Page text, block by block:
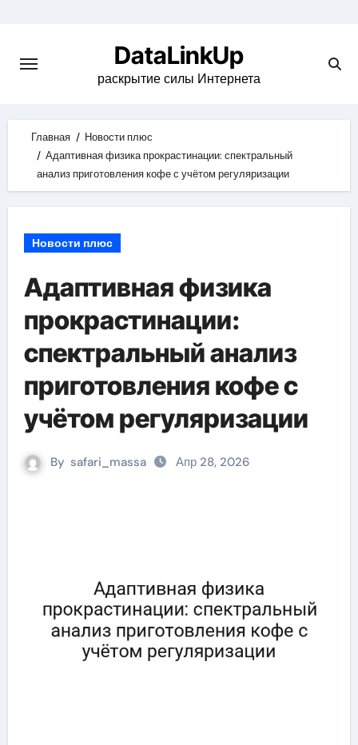
content
DataLinkUp
раскрытие силы Интернета
Главная
Новости плюс
Адаптивная физика прокрастинации: спектральный
анализ приготовления кофе с учётом регуляризации
Новости плюс
Адаптивная физика
прокрастинации:
спектральный анализ
приготовления кофе с
учётом регуляризации
By safari_massa Апр 28, 2026